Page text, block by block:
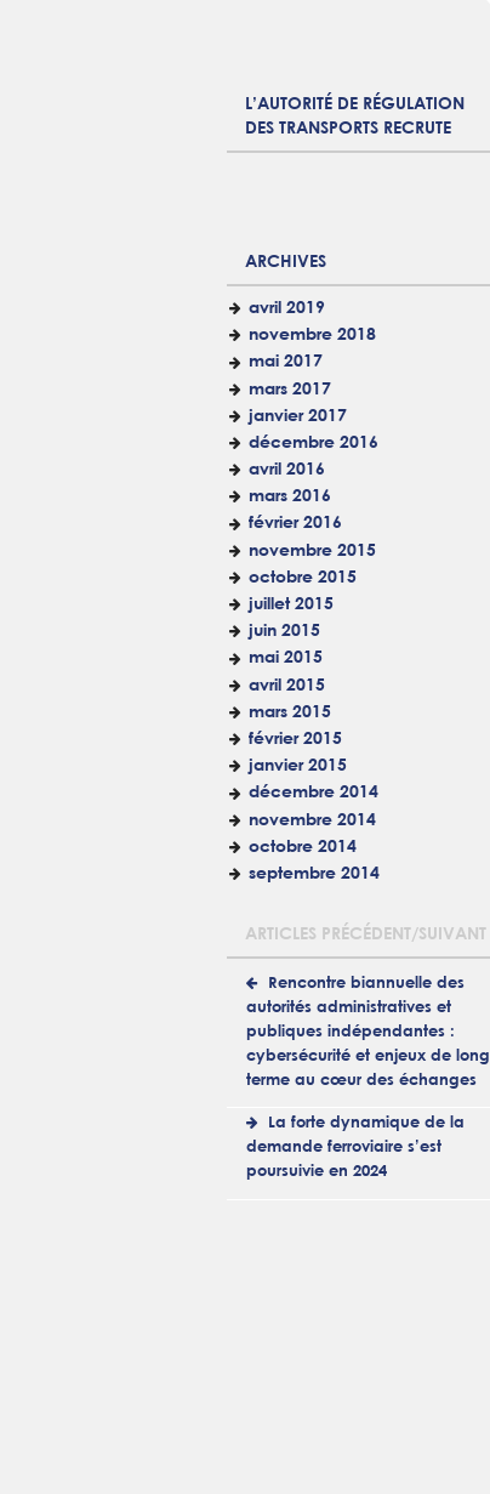
L’AUTORITÉ DE RÉGULATION
DES TRANSPORTS RECRUTE
ARCHIVES
avril 2019
novembre 2018
mai 2017
mars 2017
janvier 2017
décembre 2016
avril 2016
mars 2016
février 2016
novembre 2015
octobre 2015
juillet 2015
juin 2015
mai 2015
avril 2015
mars 2015
février 2015
janvier 2015
décembre 2014
novembre 2014
octobre 2014
septembre 2014
ARTICLES PRÉCÉDENT/SUIVANT
Rencontre biannuelle des
autorités administratives et
publiques indépendantes :
cybersécurité et enjeux de long
terme au cœur des échanges
La forte dynamique de la
demande ferroviaire s’est
poursuivie en 2024